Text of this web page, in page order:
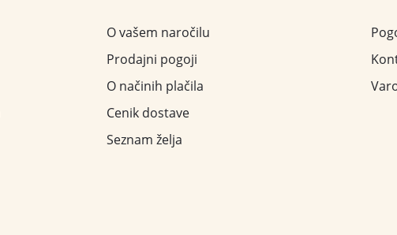
O vašem naročilu
Prodajni pogoji
O načinih plačila
Cenik dostave
Seznam želja